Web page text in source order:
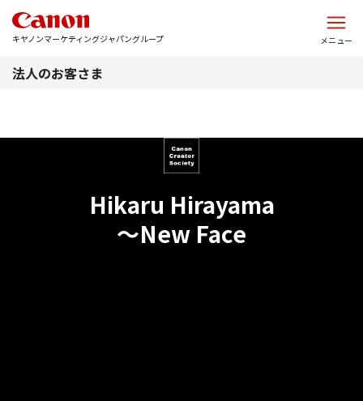
キヤノンマーケティングジャパングループ メニュー
法人のお客さま
Hikaru Hirayama
～New Face